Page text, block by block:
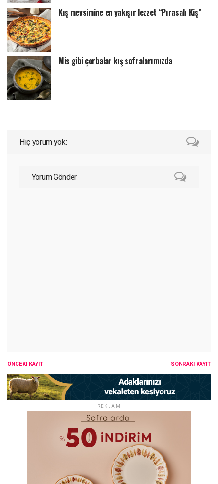
Kış mevsimine en yakışır lezzet “Pırasalı Kiş”
Mis gibi çorbalar kış sofralarımızda
Hiç yorum yok:
Yorum Gönder
SONRAKI KAYIT
ÖNCEKI KAYIT
REKLAM